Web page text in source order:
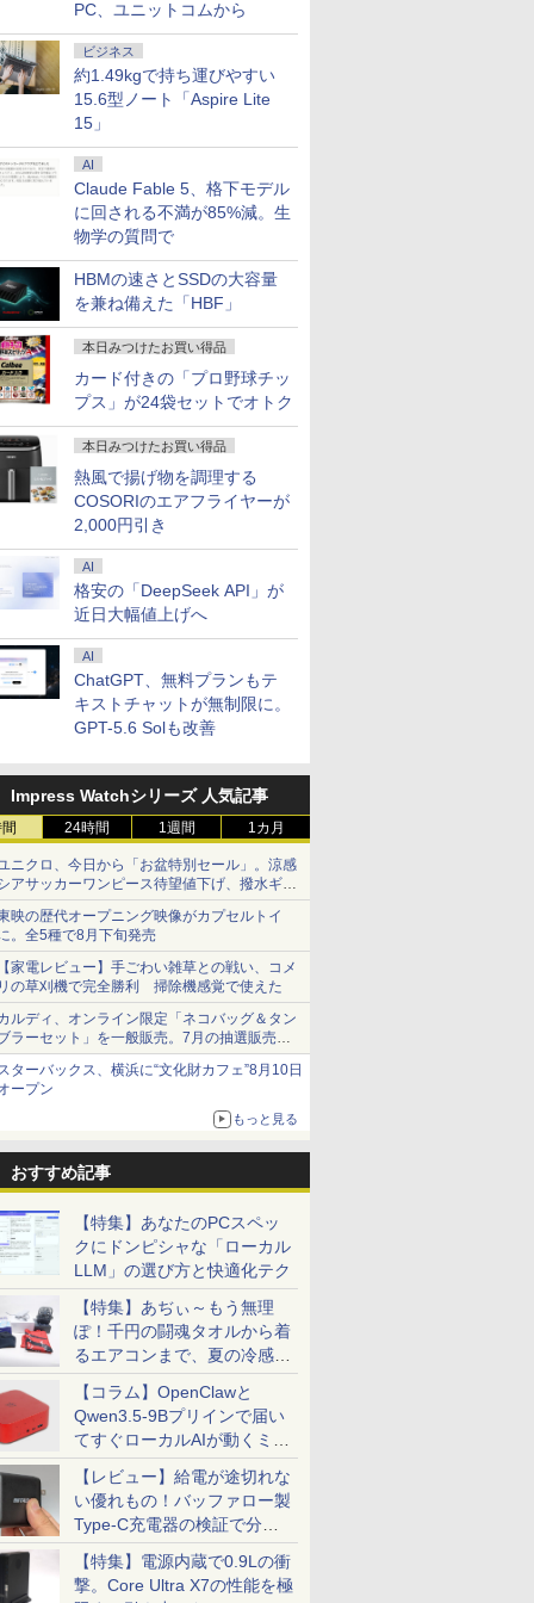
PC、ユニットコムから
ビジネス
約1.49kgで持ち運びやすい
15.6型ノート「Aspire Lite
15」
AI
Claude Fable 5、格下モデル
に回される不満が85%減。生
物学の質問で
HBMの速さとSSDの大容量
を兼ね備えた「HBF」
本日みつけたお買い得品
カード付きの「プロ野球チッ
プス」が24袋セットでオトク
本日みつけたお買い得品
熱風で揚げ物を調理する
COSORIのエアフライヤーが
2,000円引き
AI
格安の「DeepSeek API」が
近日大幅値上げへ
AI
ChatGPT、無料プランもテ
キストチャットが無制限に。
GPT-5.6 Solも改善
Impress Watchシリーズ 人気記事
24時間 1週間 1カ月
ニクロ、今日から「お盆特別セール」。涼感
アサッカーワンピース待望値下げ、撥水ギア
ョーツは1990円に
映の歴代オープニング映像がカプセルトイ
。全5種で8月下旬発売
家電レビュー】手ごわい雑草との戦い、コメ
の草刈機で完全勝利 掃除機感覚で使えた
ルディ、オンライン限定「ネコバッグ＆タン
ラーセット」を一般販売。7月の抽選販売の
選無効分
ターバックス、横浜に“文化財カフェ”8月10日
ープン
もっと見る
おすすめ記事
【特集】あなたのPCスペッ
クにドンピシャな「ローカル
LLM」の選び方と快適化テク
【特集】あぢぃ～もう無理
ぽ！千円の闘魂タオルから着
るエアコンまで、夏の冷感グ
ッズ一挙紹介
【コラム】OpenClawと
Qwen3.5-9Bプリインで届い
てすぐローカルAIが動くミニ
PC「SER9 Pro」
【レビュー】給電が途切れな
い優れもの！バッファロー製
Type-C充電器の検証で分か
ったこと
【特集】電源内蔵で0.9Lの衝
撃。Core Ultra X7の性能を極